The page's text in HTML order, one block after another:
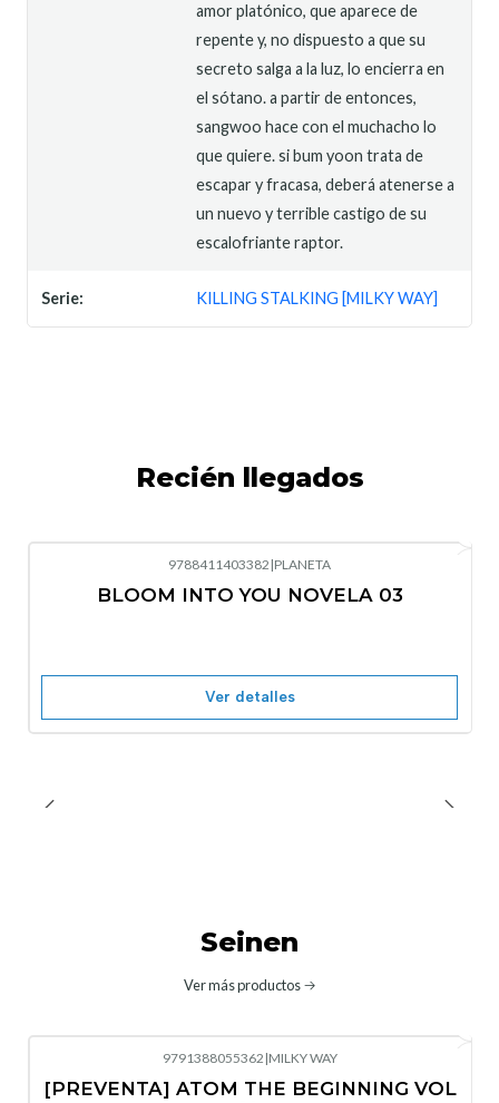
amor platónico, que aparece de
repente y, no dispuesto a que su
secreto salga a la luz, lo encierra en
el sótano. a partir de entonces,
sangwoo hace con el muchacho lo
que quiere. si bum yoon trata de
escapar y fracasa, deberá atenerse a
un nuevo y terrible castigo de su
escalofriante raptor.
Serie: KILLING STALKING [MILKY WAY]
Recién llegados
9788411403382 |PLANETA
BLOOM INTO YOU NOVELA 03
Ver detalles
Seinen
Ver más productos
9791388055362 |MILKY WAY
[PREVENTA] ATOM THE BEGINNING VOL